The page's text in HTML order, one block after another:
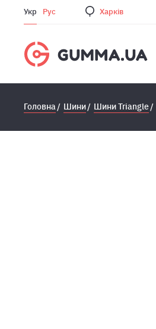
Укр Рус Харкiв
Головна Шини Шини Triangle